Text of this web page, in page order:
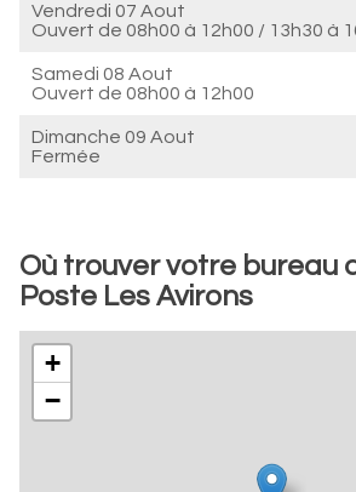
Vendredi 07 Aout
Ouvert de 08h00 à 12h00 / 13h30 à
Samedi 08 Aout
Ouvert de 08h00 à 12h00
Dimanche 09 Aout
Fermée
Où trouver votre bureau
Poste Les Avirons
+
−